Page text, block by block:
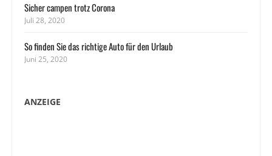
Sicher campen trotz Corona
Juli 28, 2020
So finden Sie das richtige Auto für den Urlaub
Juni 25, 2020
ANZEIGE